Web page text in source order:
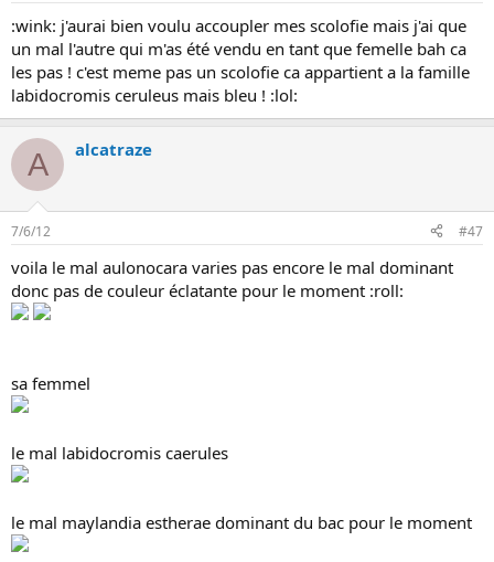
:wink: j'aurai bien voulu accoupler mes scolofie mais j'ai que
un mal l'autre qui m'as été vendu en tant que femelle bah ca
les pas ! c'est meme pas un scolofie ca appartient a la famille
labidocromis ceruleus mais bleu ! :lol:
A alcatraze
7/6/12 #47
voila le mal aulonocara varies pas encore le mal dominant
donc pas de couleur éclatante pour le moment :roll:
sa femmel
le mal labidocromis caerules
le mal maylandia estherae dominant du bac pour le moment